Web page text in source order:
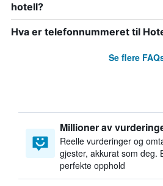
hotell?
Hva er telefonnummeret til
Se flere
Millioner av
Reelle vurderinger og
gjester, akkurat som deg.
perfekte opphold